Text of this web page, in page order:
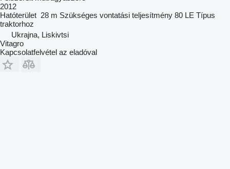
2012
Hatóterület 28 m Szükséges vontatási teljesítmény 80 LE Típus
traktorhoz
Ukrajna, Liskivtsi
Vitagro
Kapcsolatfelvétel az eladóval